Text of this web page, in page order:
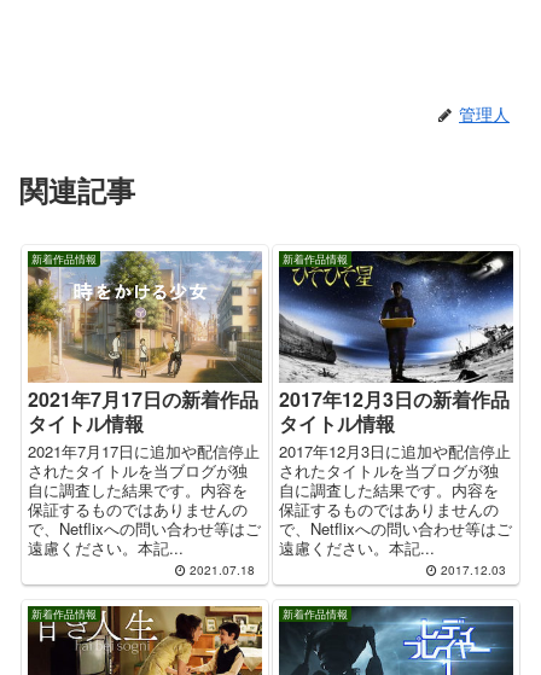
管理人
関連記事
新着作品情報
2021年7月17日の新着作品
タイトル情報
2021年7月17日に追加や配信停止
されたタイトルを当ブログが独
自に調査した結果です。内容を
保証するものではありませんの
で、Netflixへの問い合わせ等はご
遠慮ください。本記...
2021.07.18
新着作品情報
2017年12月3日の新着作品
タイトル情報
2017年12月3日に追加や配信停止
されたタイトルを当ブログが独
自に調査した結果です。内容を
保証するものではありませんの
で、Netflixへの問い合わせ等はご
遠慮ください。本記...
2017.12.03
新着作品情報 新着作品情報